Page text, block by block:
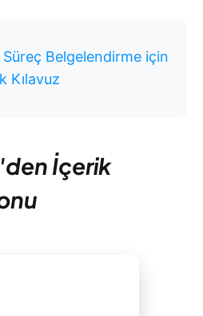
Süreç Belgelendirme için
Kılavuz
İçerik